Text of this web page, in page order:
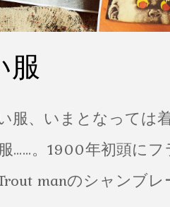
服
服、いまとなっては
……。1900年初頭に
manのシャンブ